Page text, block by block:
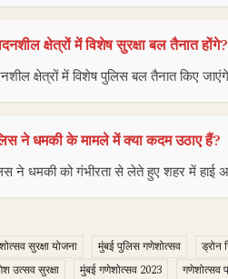
क्षेत्रों में विशेष सुरक्षा बल तैनात होंगे?
क्षेत्रों में विशेष पुलिस बल तैनात किए
ने धमकी के मामले में क्या कदम उठाए हैं?
ने धमकी को गंभीरता से लेते हुए शहर में हाई
सुरक्षा योजना मुंबई पुलिस गणेशोत्सव ड्रोन
उत्सव सुरक्षा मुंबई गणेशोत्सव 2023 गणेशोत्सव